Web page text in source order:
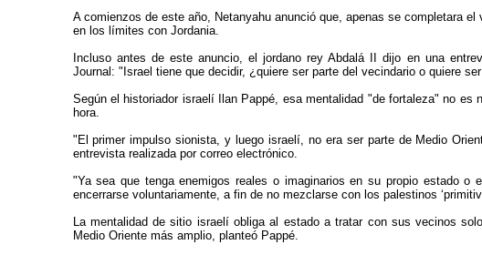
A comienzos de este año, Netanyahu anunció que, apenas se completara
en los límites con Jordania.
Incluso antes de este anuncio, el jordano rey Abdalá II dijo en una
Journal: "Israel tiene que decidir, ¿quiere ser parte del vecindario o quiere
Según el historiador israelí Ilan Pappé, esa mentalidad "de fortaleza" no
hora.
"El primer impulso sionista, y luego israelí, no era ser parte de Medio
entrevista realizada por correo electrónico.
"Ya sea que tenga enemigos reales o imaginarios en su propio estado
encerrarse voluntariamente, a fin de no mezclarse con los palestinos
La mentalidad de sitio israelí obliga al estado a tratar con sus vecinos
Medio Oriente más amplio, planteó Pappé.